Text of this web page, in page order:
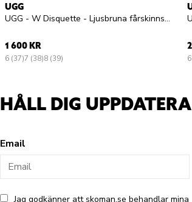
UGG
UGG - W Disquette - Ljusbruna fårskinnsfodrade tofflor i mocka
1 600 KR
6 (37)7 (38)8 (39)
HÅLL DIG
Email
Jag godkänner att skoman.se behandlar mina